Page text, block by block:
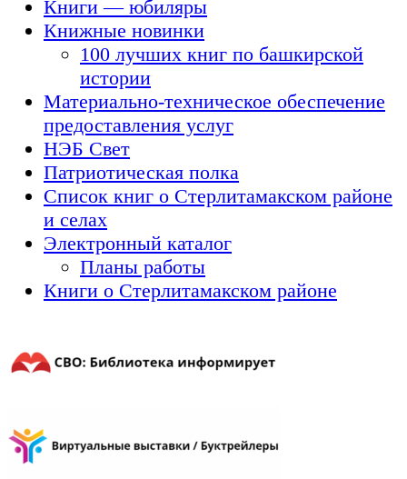
Книги — юбиляры
Книжные новинки
100 лучших книг по башкирской
истории
Материально-техническое обеспечение
предоставления услуг
НЭБ Свет
Патриотическая полка
Список книг о Стерлитамакском районе
и селах
Электронный каталог
Планы работы
Книги о Стерлитамакском районе